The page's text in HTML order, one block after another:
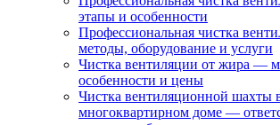
этапы и особенности
Профессиональная чистка
методы, оборудование и услуги
Чистка вентиляции от жира —
особенности и цены
Чистка вентиляционной шахты
многоквартирном доме —